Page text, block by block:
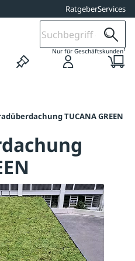
RatgeberServices
Nur für Geschäftskunden1
TUCANA GREEN